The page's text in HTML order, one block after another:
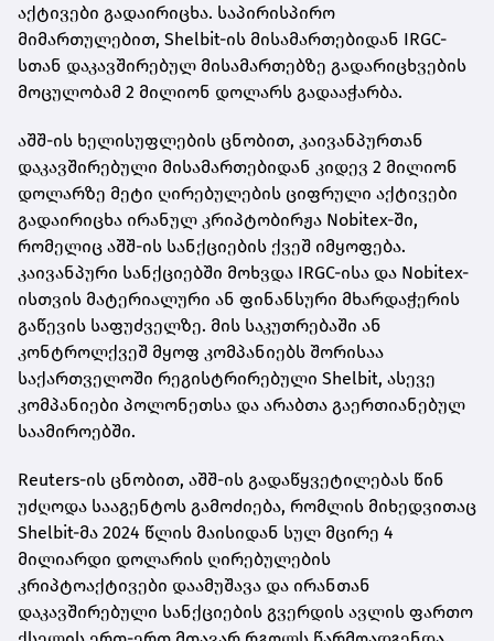
აქტივები გადაირიცხა. საპირისპირო
მიმართულებით, Shelbit-ის მისამართებიდან IRGC-
სთან დაკავშირებულ მისამართებზე გადარიცხვების
მოცულობამ 2 მილიონ დოლარს გადააჭარბა.
აშშ-ის ხელისუფლების ცნობით, კაივანპურთან
დაკავშირებული მისამართებიდან კიდევ 2 მილიონ
დოლარზე მეტი ღირებულების ციფრული აქტივები
გადაირიცხა ირანულ კრიპტობირჟა Nobitex-ში,
რომელიც აშშ-ის სანქციების ქვეშ იმყოფება.
კაივანპური სანქციებში მოხვდა IRGC-ისა და Nobitex-
ისთვის მატერიალური ან ფინანსური მხარდაჭერის
გაწევის საფუძველზე. მის საკუთრებაში ან
კონტროლქვეშ მყოფ კომპანიებს შორისაა
საქართველოში რეგისტრირებული Shelbit, ასევე
კომპანიები პოლონეთსა და არაბთა გაერთიანებულ
საამიროებში.
Reuters-ის ცნობით, აშშ-ის გადაწყვეტილებას წინ
უძღოდა სააგენტოს გამოძიება, რომლის მიხედვითაც
Shelbit-მა 2024 წლის მაისიდან სულ მცირე 4
მილიარდი დოლარის ღირებულების
კრიპტოაქტივები დაამუშავა და ირანთან
დაკავშირებული სანქციების გვერდის ავლის ფართო